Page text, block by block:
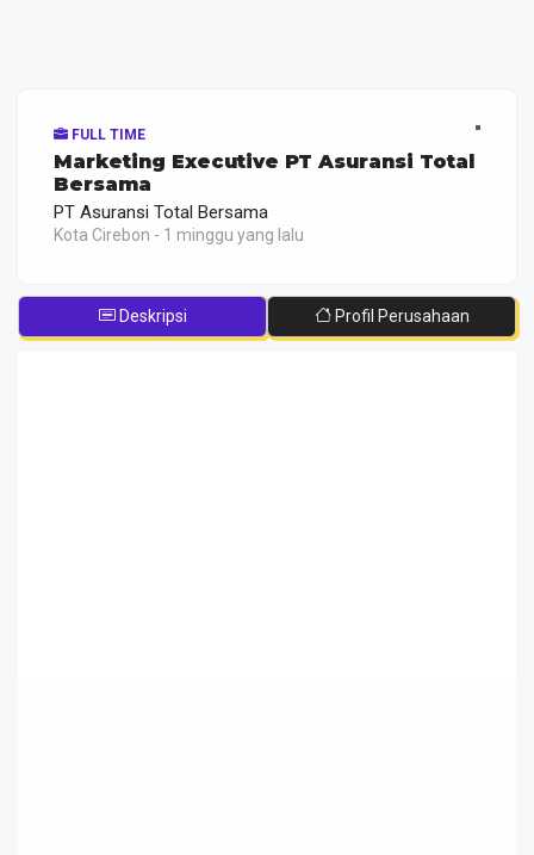
FULL TIME
Marketing Executive PT Asuransi Total
Bersama
PT Asuransi Total Bersama
Kota Cirebon - 1 minggu yang lalu
Deskripsi Profil Perusahaan